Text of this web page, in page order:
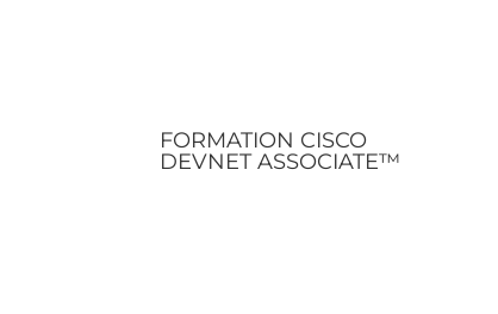
FORMATION CISCO
DEVNET ASSOCIATE™